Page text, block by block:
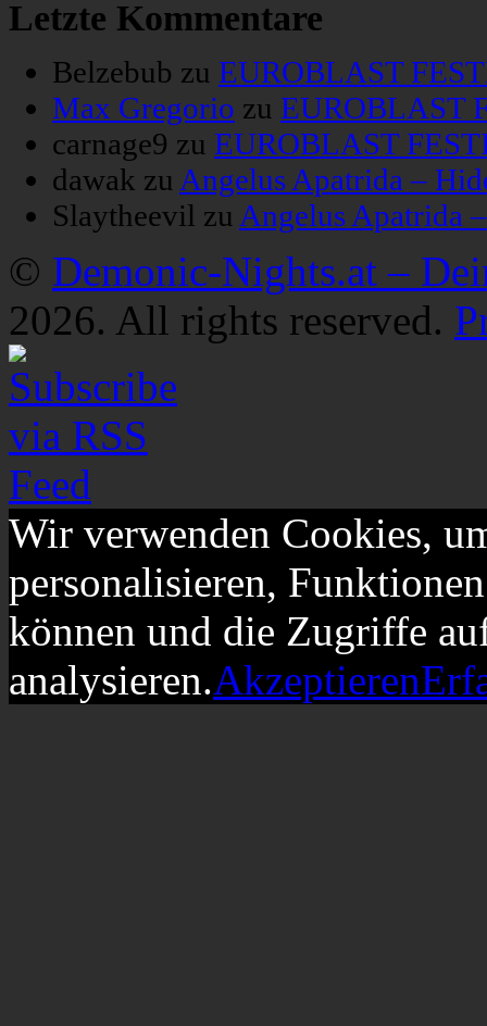
Letzte Kommentare
Belzebub zu EUROBLAST
Max Gregorio zu EUROBLAST
carnage9 zu EUROBLAST
dawak zu Angelus Apatrida –
Slaytheevil zu Angelus Apatrida
© Demonic-Nights.at –
2026. All rights reserved.
Wir verwenden Cookies,
personalisieren,
können und die Zugriffe
analysieren.Akzeptieren